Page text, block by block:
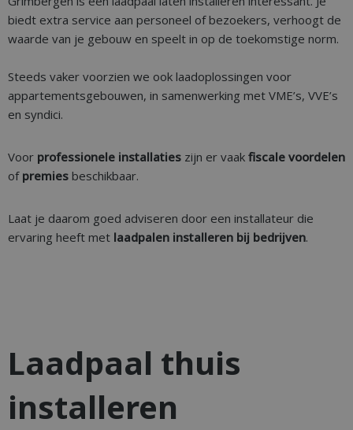
biedt extra service aan personeel of bezoekers, verhoogt de
waarde van je gebouw en speelt in op de toekomstige norm.
Steeds vaker voorzien we ook laadoplossingen voor
appartementsgebouwen, in samenwerking met VME’s, VVE’s
en syndici.
Voor professionele installaties zijn er vaak fiscale voordelen
of premies beschikbaar.
Laat je daarom goed adviseren door een installateur die
ervaring heeft met laadpalen installeren bij bedrijven.
Laadpaal thuis
installeren